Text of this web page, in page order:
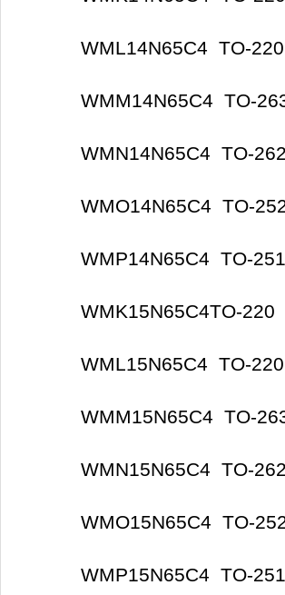
WML14N65C4 TO-
WMM14N65C4 TO-
WMN14N65C4 TO-262
WMO14N65C4 TO-
WMP14N65C4 TO-251
WMK15N65C4TO-220
WML15N65C4 TO-
WMM15N65C4 TO-
WMN15N65C4 TO-262
WMO15N65C4 TO-
WMP15N65C4 TO-251